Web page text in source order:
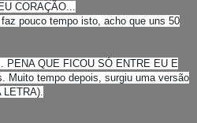
CORAÇÃO...
pouco tempo isto, acho que uns 50
PENA QUE FICOU SÓ ENTRE EU E
Muito tempo depois, surgiu uma versão
LETRA).